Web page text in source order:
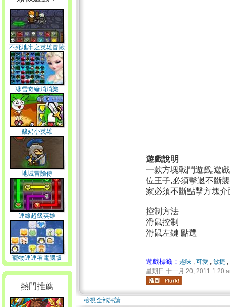
不死地牢之英雄冒險
冰雪奇緣消消樂
酸奶小英雄
地城冒險傳
連線超級英雄
寵物連連看電腦版
熱門推薦
遊戲說明
一款方塊戰鬥遊戲,遊
位王子,必須擊退不斷
家必須不斷點擊方塊介
控制方法
滑鼠控制
滑鼠左鍵 點選
遊戲標籤： 趣味 , 可愛 , 敏捷 ,
星期日 十一月 20, 2011 1:20
檢視全部評論